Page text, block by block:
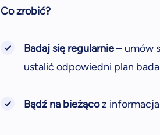
Co zrobić?
Badaj się regularnie– umów
ustalić odpowiedni plan
Bądź na bieżącoz